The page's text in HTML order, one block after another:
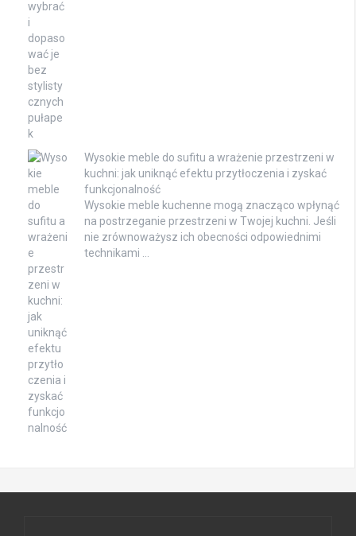
Wysokie meble do sufitu a wrażenie przestrzeni w
kuchni: jak uniknąć efektu przytłoczenia i zyskać
funkcjonalność
Wysokie meble kuchenne mogą znacząco wpłynąć
na postrzeganie przestrzeni w Twojej kuchni. Jeśli
nie zrównoważysz ich obecności odpowiednimi
technikami …